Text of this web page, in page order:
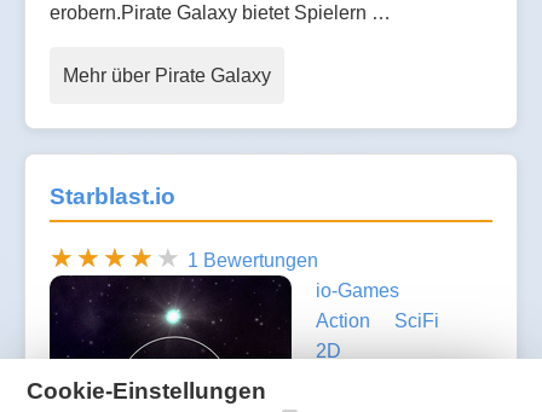
erobern.Pirate Galaxy bietet Spielern …
Mehr über Pirate Galaxy
Starblast.io
1 Bewertungen
io-Games
Action
SciFi
2D
Cookie-Einstellungen